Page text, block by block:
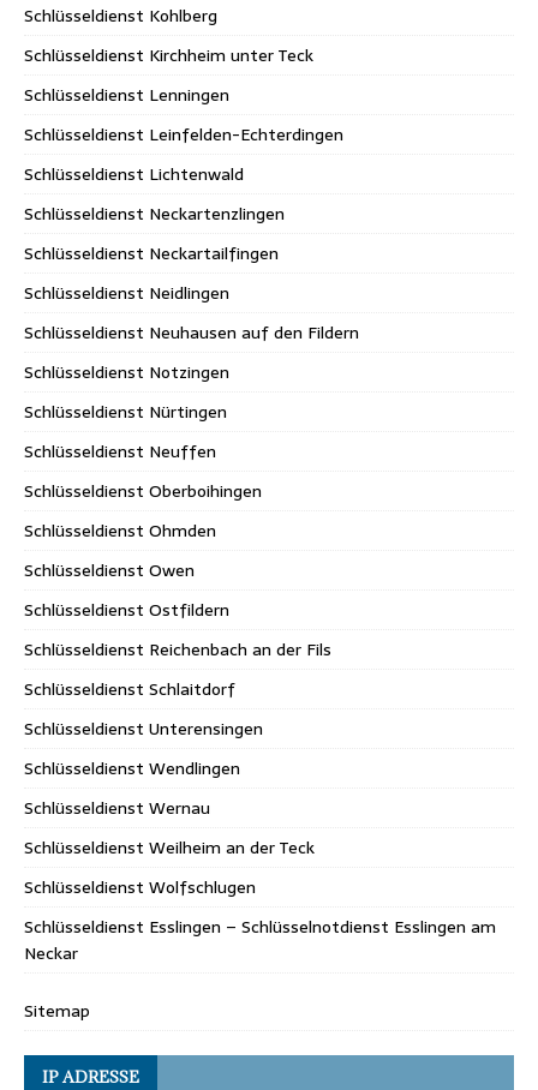
Schlüsseldienst Kohlberg
Schlüsseldienst Kirchheim unter Teck
Schlüsseldienst Lenningen
Schlüsseldienst Leinfelden-Echterdingen
Schlüsseldienst Lichtenwald
Schlüsseldienst Neckartenzlingen
Schlüsseldienst Neckartailfingen
Schlüsseldienst Neidlingen
Schlüsseldienst Neuhausen auf den Fildern
Schlüsseldienst Notzingen
Schlüsseldienst Nürtingen
Schlüsseldienst Neuffen
Schlüsseldienst Oberboihingen
Schlüsseldienst Ohmden
Schlüsseldienst Owen
Schlüsseldienst Ostfildern
Schlüsseldienst Reichenbach an der Fils
Schlüsseldienst Schlaitdorf
Schlüsseldienst Unterensingen
Schlüsseldienst Wendlingen
Schlüsseldienst Wernau
Schlüsseldienst Weilheim an der Teck
Schlüsseldienst Wolfschlugen
Schlüsseldienst Esslingen – Schlüsselnotdienst Esslingen am
Neckar
Sitemap
IP ADRESSE